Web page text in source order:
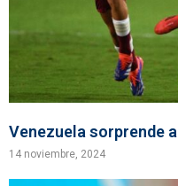
Venezuela sorprende
14 noviembre, 2024